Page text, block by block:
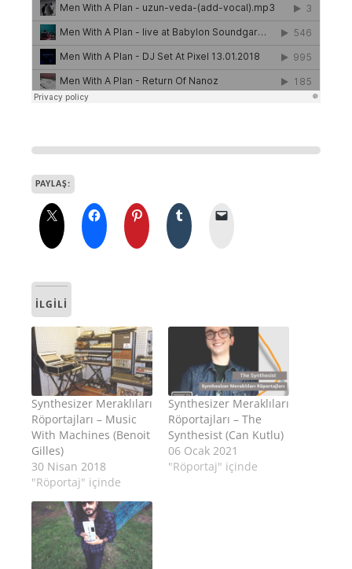
PAYLAŞ:
İLGILI
Synthesizer Meraklıları
Röportajları – Music
With Machines (Benoit
Gilles)
30 Nisan 2018
"Röportaj" içinde
Synthesizer Meraklıları
Röportajları – The
Synthesist (Can Kutlu)
06 Ocak 2021
"Röportaj" içinde